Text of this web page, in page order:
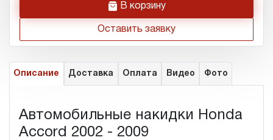
h В корзину
Оставить заявку
Описание Доставка Оплата Видео Фото
Автомобильные накидки Honda
Accord 2002 - 2009